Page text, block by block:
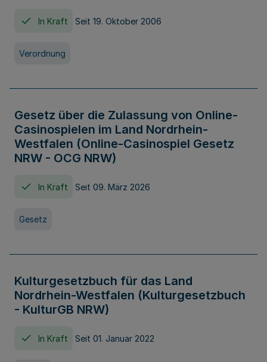
In Kraft Seit 19. Oktober 2006
Verordnung
Gesetz über die Zulassung von Online-
Casinospielen im Land Nordrhein-
Westfalen (Online-Casinospiel Gesetz
NRW - OCG NRW)
In Kraft Seit 09. März 2026
Gesetz
Kulturgesetzbuch für das Land
Nordrhein-Westfalen (Kulturgesetzbuch
- KulturGB NRW)
In Kraft Seit 01. Januar 2022